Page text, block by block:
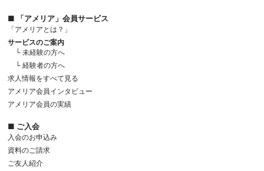
■ 「アメリア」会員サービス
「アメリアとは？」
サービスのご案内
└ 未経験の方へ
└ 経験者の方へ
求人情報をすべて見る
アメリア会員インタビュー
アメリア会員の実績
■ ご入会
入会のお申込み
資料のご請求
ご友人紹介